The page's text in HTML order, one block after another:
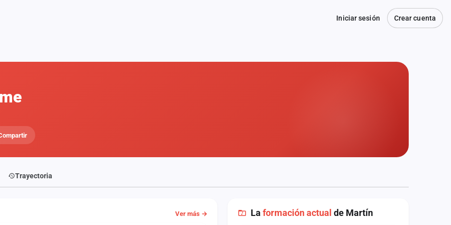
Iniciar sesión Crear cuenta
Trayectoria
Ver más → La formación actual de Martín